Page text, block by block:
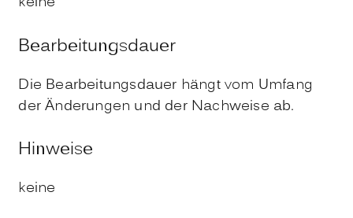
Bearbeitungsdauer
Die Bearbeitungsdauer hängt vom Umfang
der Änderungen und der Nachweise ab.
Hinweise
keine